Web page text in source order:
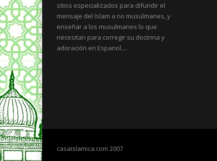
sitios especializados para difundir el
mensaje del Islam a no musulmanes, y
enseñar a los musulmanes lo que
necesitan para corregir su doctrina y
adoración en Espanol....
casaislamica.com 2007